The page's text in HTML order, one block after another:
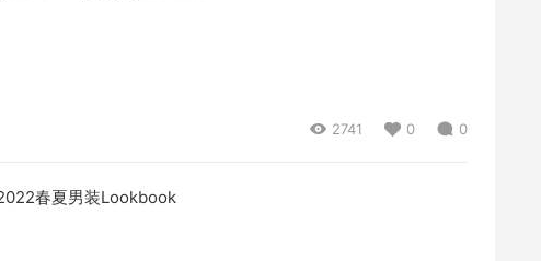
2741 0 0
春夏男装Lookbook